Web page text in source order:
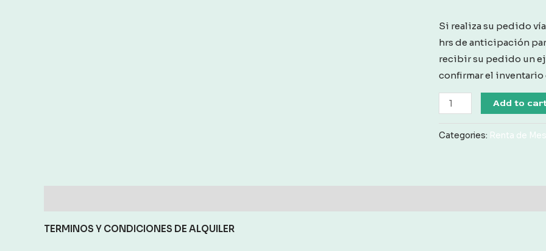
Si realiza su pedido
hrs de anticipación
recibir su pedido un
confirmar el inventario
Renta
Tablon
Infantil
Add to
Categories: Renta de
TERMINOS Y CONDICIONES DE ALQUILER